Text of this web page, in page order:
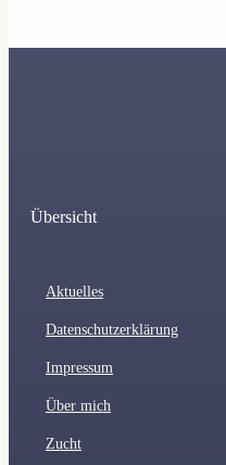
Übersicht
Aktuelles
Datenschutzerklärung
Impressum
Über mich
Zucht